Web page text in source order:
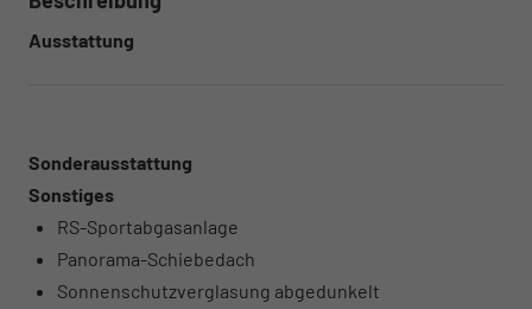
Ausstattung
Sonderausstattung
Sonstiges
RS-Sportabgasanlage
Panorama-Schiebedach
Sonnenschutzverglasung abgedunkelt